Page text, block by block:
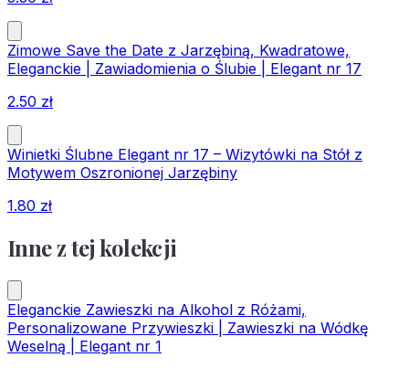
Zimowe Save the Date z Jarzębiną, Kwadratowe,
Eleganckie | Zawiadomienia o Ślubie | Elegant nr 17
2.50 zł
Winietki Ślubne Elegant nr 17 – Wizytówki na Stół z
Motywem Oszronionej Jarzębiny
1.80 zł
Inne z tej kolekcji
Eleganckie Zawieszki na Alkohol z Różami,
Personalizowane Przywieszki | Zawieszki na Wódkę
Weselną | Elegant nr 1